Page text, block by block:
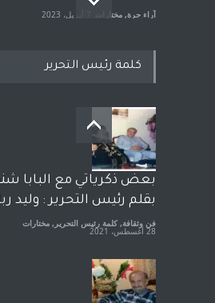
آراء حرة, مختارات
معاناة زلزال سوريّة تفضح:
زيف ديمقراطية الغرب! قلم
رشاد أبو شاورآراء حرة ..
آراء حرة 18 فبراير، 2023
كلمة رئيس التحرير
بعض ذكرياتي مع البابا
بقلم رئيس التحرير : وليد
فن وثقافة, كلمة رئيس التحرير , مختارات
28 أغسطس، 2021